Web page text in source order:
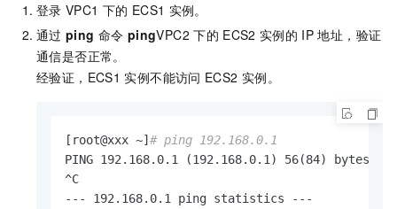
登录 VPC1 下的 ECS1 实例。
通过 ping 命令 pingVPC2 下的 ECS2 实例的 IP 地址，验证
通信是否正常。
经验证，ECS1 实例不能访问 ECS2 实例。
[root@xxx ~] # ping 192.168.0.1
PING 192.168.0.1 (192.168.0.1) 56(84) bytes
^C
--- 192.168.0.1 ping statistics ---